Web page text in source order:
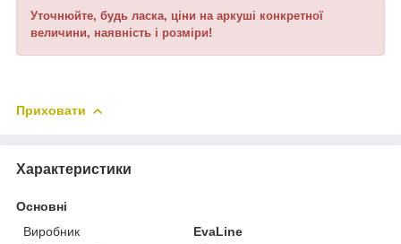
Уточнюйте, будь ласка, ціни на аркуші конкретної
величини, наявність і розміри!
Приховати
Характеристики
Основні
Виробник
EvaLine